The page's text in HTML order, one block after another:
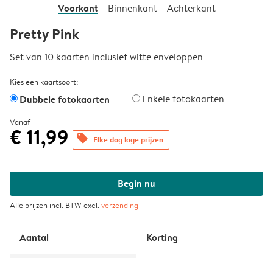
Voorkant Binnenkant Achterkant
Pretty Pink
Set van 10 kaarten inclusief witte enveloppen
Kies een kaartsoort:
Dubbele fotokaarten Enkele fotokaarten
Vanaf
€ 11,99 offers Elke dag lage prijzen
Begin nu
Alle prijzen incl. BTW excl.verzending
Aantal Korting